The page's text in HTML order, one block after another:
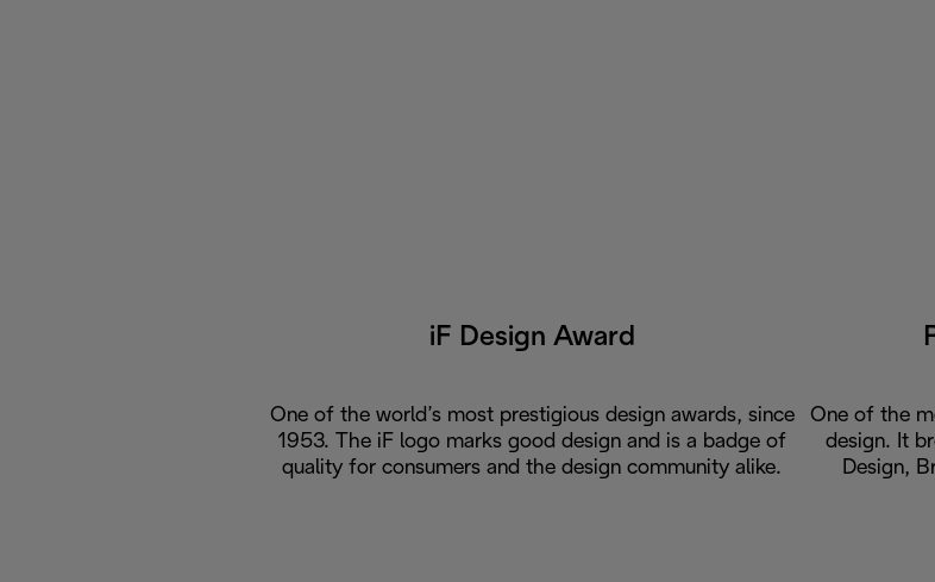
iF Design Award
One of the world’s most prestigious design awards, since
1953. The iF logo marks good design and is a badge of
quality for consumers and the design community alike.
One of the
design. It
Design,